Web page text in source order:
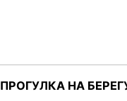
ПРОГУЛКА НА